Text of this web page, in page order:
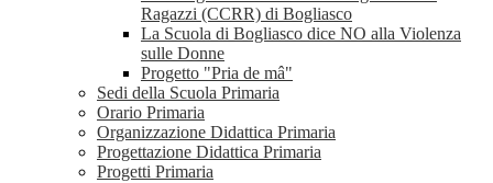
Ragazzi (CCRR) di Bogliasco
La Scuola di Bogliasco dice NO alla Violenza
sulle Donne
Progetto "Pria de mâ"
Sedi della Scuola Primaria
Orario Primaria
Organizzazione Didattica Primaria
Progettazione Didattica Primaria
Progetti Primaria